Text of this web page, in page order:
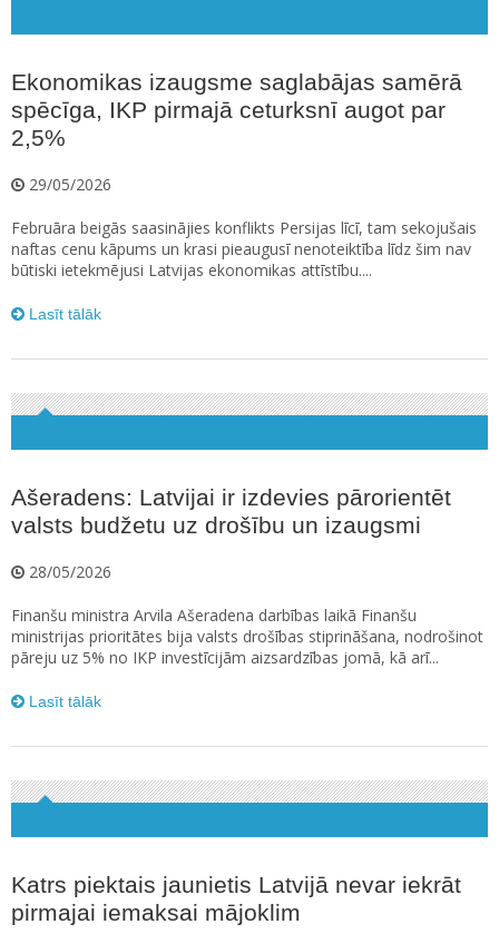
Ekonomikas izaugsme saglabājas samērā
spēcīga, IKP pirmajā ceturksnī augot par
2,5%
29/05/2026
Februāra beigās saasinājies konflikts Persijas līcī, tam sekojušais
naftas cenu kāpums un krasi pieaugusī nenoteiktība līdz šim nav
būtiski ietekmējusi Latvijas ekonomikas attīstību....
Lasīt tālāk
Ašeradens: Latvijai ir izdevies pārorientēt
valsts budžetu uz drošību un izaugsmi
28/05/2026
Finanšu ministra Arvila Ašeradena darbības laikā Finanšu
ministrijas prioritātes bija valsts drošības stiprināšana, nodrošinot
pāreju uz 5% no IKP investīcijām aizsardzības jomā, kā arī...
Lasīt tālāk
Katrs piektais jaunietis Latvijā nevar iekrāt
pirmajai iemaksai mājoklim